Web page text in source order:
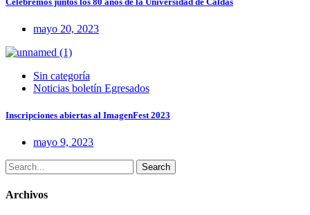
mayo 20, 2023
Sin categoría
Noticias boletín Egresados
Inscripciones abiertas al ImagenFest 2023
mayo 9, 2023
Search
Archivos